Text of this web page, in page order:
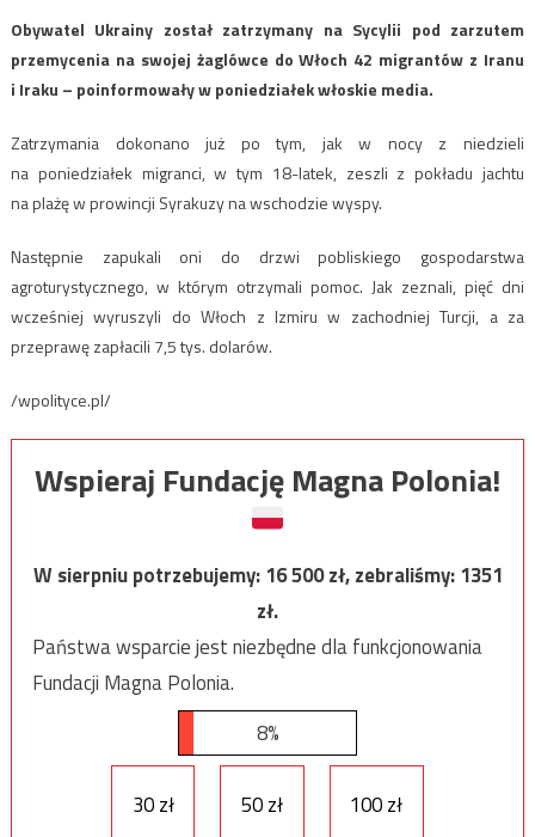
Obywatel Ukrainy został zatrzymany na Sycylii pod zarzutem
przemycenia na swojej żaglówce do Włoch 42 migrantów z Iranu
i Iraku – poinformowały w poniedziałek włoskie media.
Zatrzymania dokonano już po tym, jak w nocy z niedzieli
na poniedziałek migranci, w tym 18-latek, zeszli z pokładu jachtu
na plażę w prowincji Syrakuzy na wschodzie wyspy.
Następnie zapukali oni do drzwi pobliskiego gospodarstwa
agroturystycznego, w którym otrzymali pomoc. Jak zeznali, pięć dni
wcześniej wyruszyli do Włoch z Izmiru w zachodniej Turcji, a za
przeprawę zapłacili 7,5 tys. dolarów.
/wpolityce.pl/
Wspieraj Fundację Magna Polonia!
W sierpniu potrzebujemy:16 500zł, zebraliśmy:1351
zł.
Państwa wsparcie jest niezbędne dla funkcjonowania
Fundacji Magna Polonia.
8%
30 zł 50 zł 100 zł